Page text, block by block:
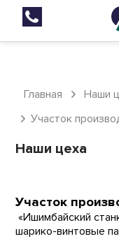
Главная
Наши
Участок
Наши цеха
Участок
«Ишимбайский
шарико-винтовые